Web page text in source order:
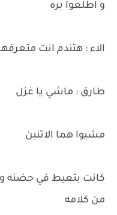
و اطلعوا بره
الاء : هتندم انت
طارق : ماشي يا غزل
مشيوا هما الاتنين
كانت بتعيط في حضنه
من كلامه